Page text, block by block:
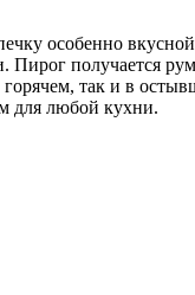
особенно
Пирог получается
так и в
для любой кухни.